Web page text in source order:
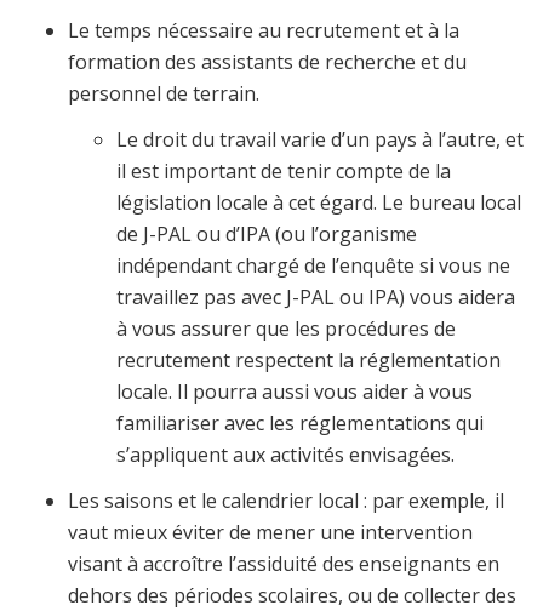
Le temps nécessaire au recrutement et à la
formation des assistants de recherche et du
personnel de terrain.
Le droit du travail varie d’un pays à l’autre, et
il est important de tenir compte de la
législation locale à cet égard. Le bureau local
de J-PAL ou d’IPA (ou l’organisme
indépendant chargé de l’enquête si vous ne
travaillez pas avec J-PAL ou IPA) vous aidera
à vous assurer que les procédures de
recrutement respectent la réglementation
locale. Il pourra aussi vous aider à vous
familiariser avec les réglementations qui
s’appliquent aux activités envisagées.
Les saisons et le calendrier local : par exemple, il
vaut mieux éviter de mener une intervention
visant à accroître l’assiduité des enseignants en
dehors des périodes scolaires, ou de collecter des